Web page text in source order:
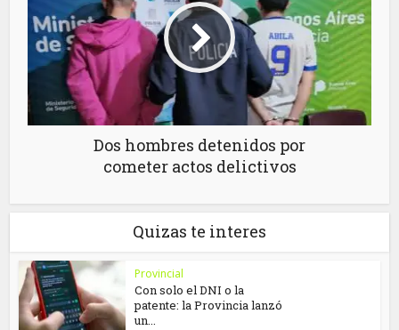
Dos hombres detenidos por
cometer actos delictivos
Quizas te interes
Provincial
Con solo el DNI o la
patente: la Provincia lanzó
un...